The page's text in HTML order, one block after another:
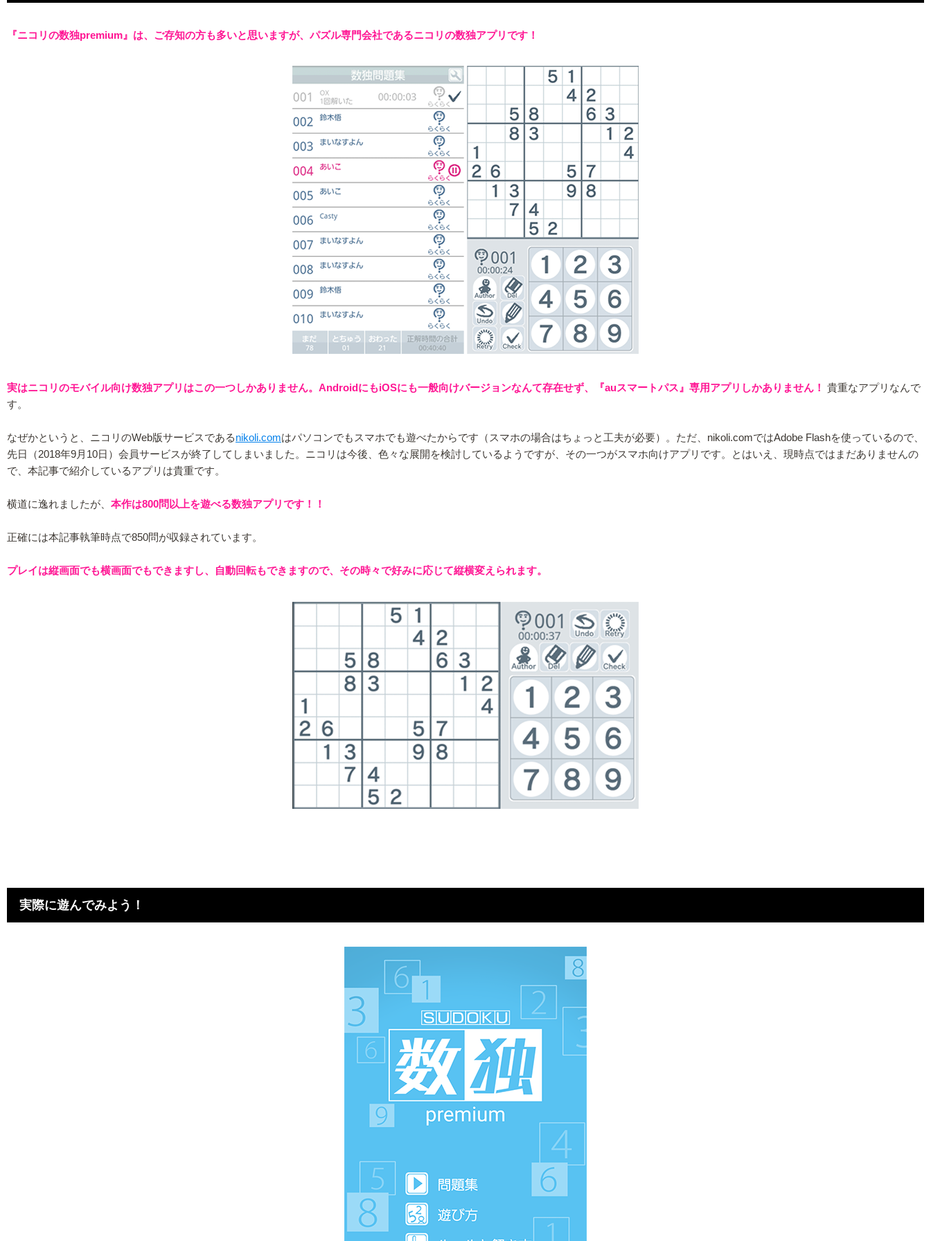
『ニコリの数独premium』は、ご存知の方も多いと思いますが、パズル専門会社であるニコリの数独アプリです！
実はニコリのモバイル向け数独アプリはこの一つしかありません。AndroidにもiOSにも一般向けバージョンなんて存在せず、『auスマートパス』専用アプリしかありません！
貴重なアプリなんで
す。
なぜかというと、ニコリのWeb版サービスであるnikoli.comはパソコンでもスマホでも遊べたからです（スマホの場合はちょっと工夫が必要）。ただ、nikoli.comではAdobe Flashを使っているので、
先日（2018年9月10日）会員サービスが終了してしまいました。ニコリは今後、色々な展開を検討しているようですが、その一つがスマホ向けアプリです。とはいえ、現時点ではまだありませんの
で、本記事で紹介しているアプリは貴重です。
横道に逸れましたが、 本作は800問以上を遊べる数独アプリです！！
正確には本記事執筆時点で850問が収録されています。
プレイは縦画面でも横画面でもできますし、自動回転もできますので、その時々で好みに応じて縦横変えられます。
実際に遊んでみよう！